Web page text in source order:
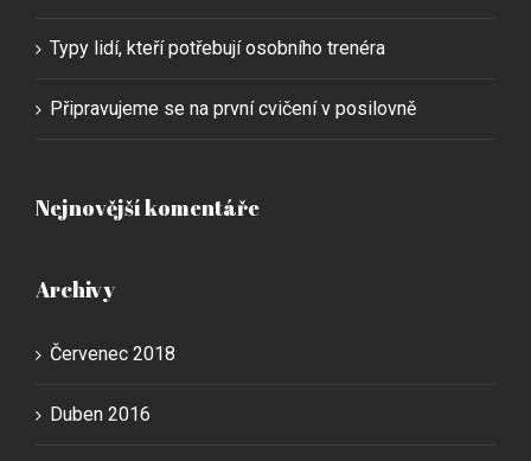
Typy lidí, kteří potřebují osobního trenéra
Připravujeme se na první cvičení v posilovně
Nejnovější komentáře
Archivy
Červenec 2018
Duben 2016